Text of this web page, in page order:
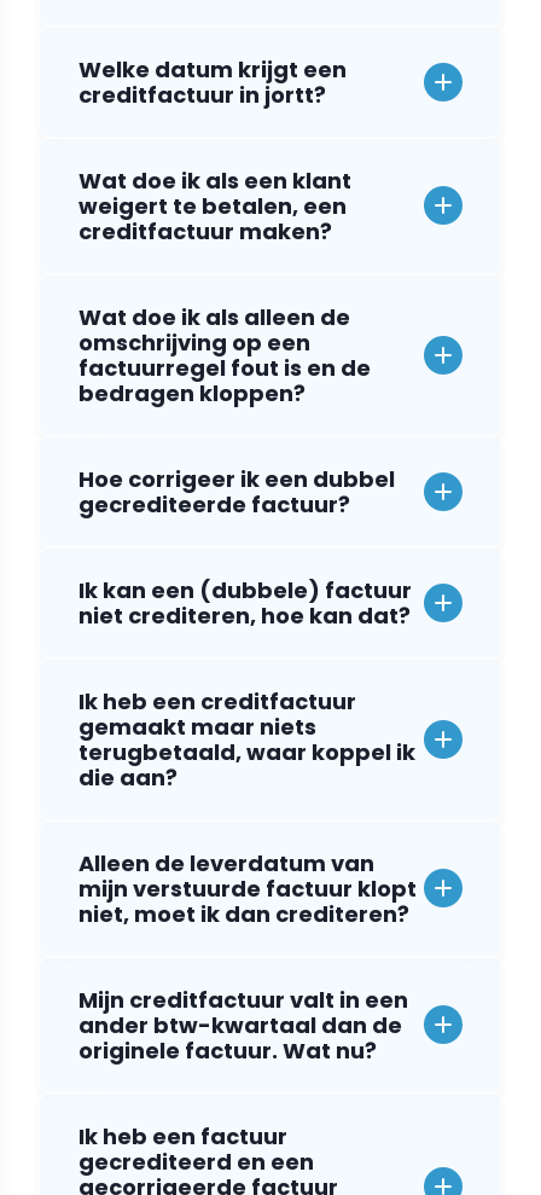
Welke datum krijgt een
creditfactuur in jortt?
Wat doe ik als een klant
weigert te betalen, een
creditfactuur maken?
Wat doe ik als alleen de
omschrijving op een
factuurregel fout is en de
bedragen kloppen?
Hoe corrigeer ik een dubbel
gecrediteerde factuur?
Ik kan een (dubbele) factuur
niet crediteren, hoe kan dat?
Ik heb een creditfactuur
gemaakt maar niets
terugbetaald, waar koppel ik
die aan?
Alleen de leverdatum van
mijn verstuurde factuur klopt
niet, moet ik dan crediteren?
Mijn creditfactuur valt in een
ander btw-kwartaal dan de
originele factuur. Wat nu?
Ik heb een factuur
gecrediteerd en een
gecorrigeerde factuur